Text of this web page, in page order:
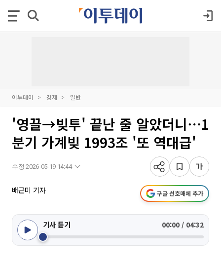
이투데이 경제 일반
'영끌→빚투' 끝난 줄 알았더니⋯1
분기 가계빚 1993조 '또 역대급'
수정 2026-05-19 14:44
배근미 기자 구글 선호매체 추가
기사 듣기 00:00 / 04:32